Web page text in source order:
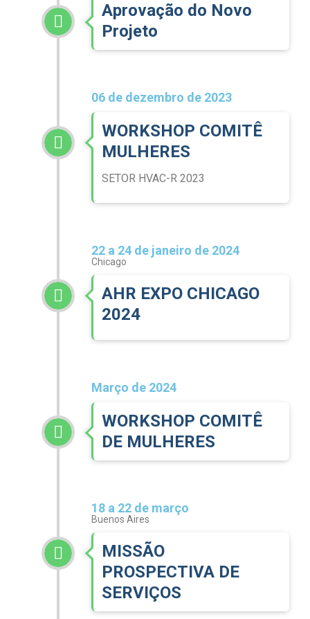
Aprovação do Novo
Projeto
06 de dezembro de 2023
WORKSHOP COMITÊ
MULHERES
SETOR HVAC-R 2023
22 a 24 de janeiro de 2024
Chicago
AHR EXPO CHICAGO
2024
Março de 2024
WORKSHOP COMITÊ
DE MULHERES
18 a 22 de março
Buenos Aires
MISSÃO
PROSPECTIVA DE
SERVIÇOS